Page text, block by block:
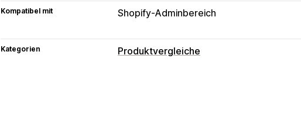
Kompatibel mit Shopify-Adminbereich
Kategorien Produktvergleiche